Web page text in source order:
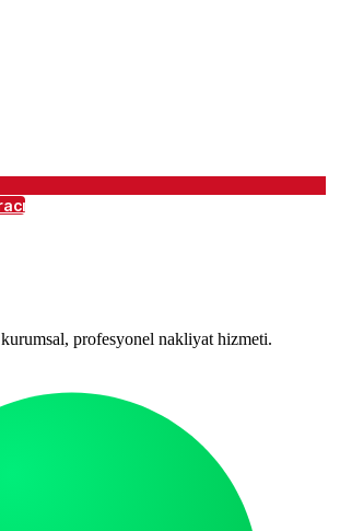
profesyonel nakliyat hizmeti.